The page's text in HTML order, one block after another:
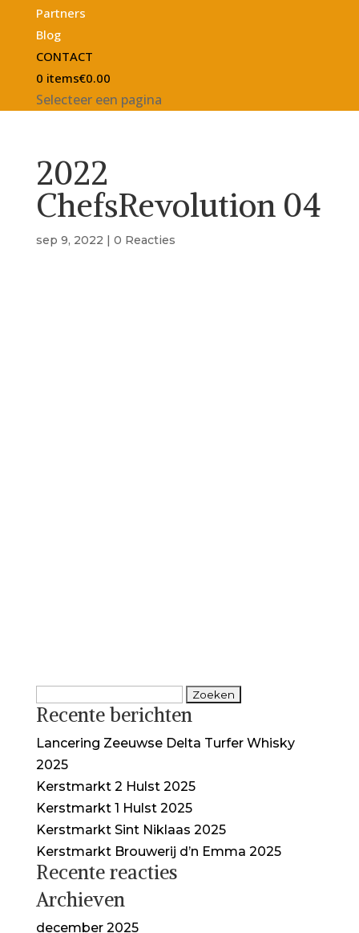
Partners
Blog
CONTACT
0 items€0.00
Selecteer een pagina
2022
ChefsRevolution 04
sep 9, 2022 | 0 Reacties
naar:
Recente berichten
Lancering Zeeuwse Delta Turfer Whisky
2025
Kerstmarkt 2 Hulst 2025
Kerstmarkt 1 Hulst 2025
Kerstmarkt Sint Niklaas 2025
Kerstmarkt Brouwerij d’n Emma 2025
Recente reacties
Archieven
december 2025